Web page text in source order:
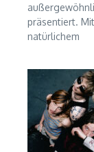
präsentiert.
natürlichem